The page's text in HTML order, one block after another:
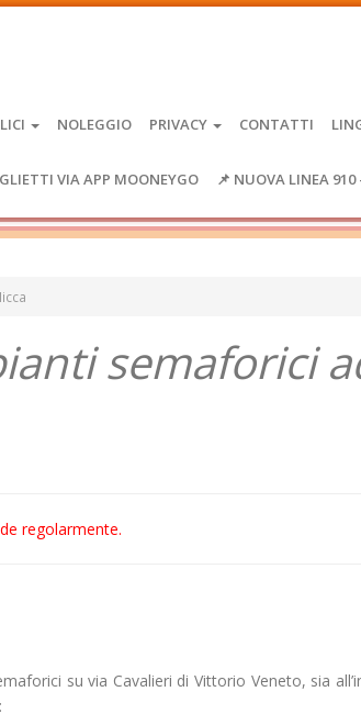
NOLEGGIO PRIVACY CONTATTI
VIA APP MOONEYGO 📌 NUOVA LINEA
semaforici
regolarmente.
su via Cavalieri di Vittorio Veneto, sia